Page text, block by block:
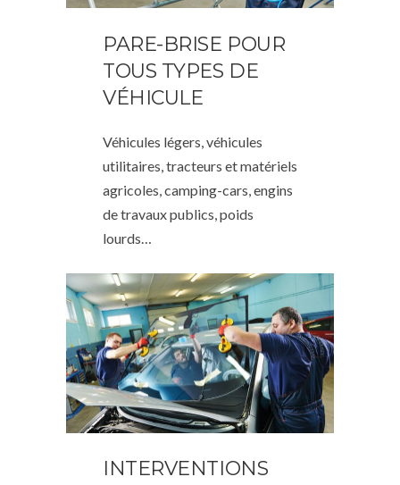
PARE-BRISE POUR
TOUS TYPES DE
VÉHICULE
Véhicules légers, véhicules
utilitaires, tracteurs et matériels
agricoles, camping-cars, engins
de travaux publics, poids
lourds…
INTERVENTIONS